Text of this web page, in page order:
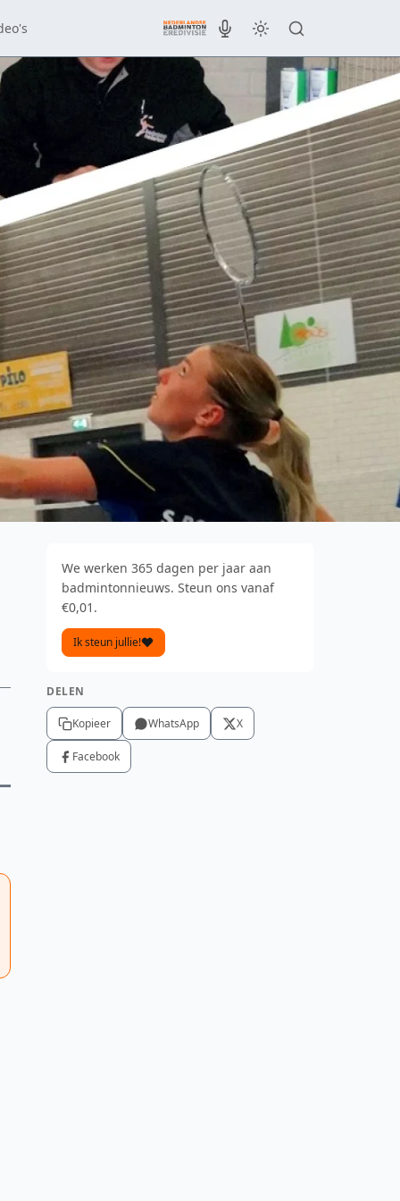
We werken 365 dagen per jaar aan
badmintonnieuws. Steun ons vanaf
€0,01.
Ik steun jullie!
DELEN
Kopieer WhatsApp X
Facebook